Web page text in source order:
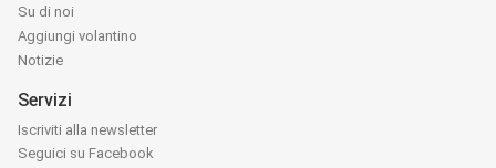
Su di noi
Aggiungi volantino
Notizie
Servizi
Iscriviti alla newsletter
Seguici su Facebook